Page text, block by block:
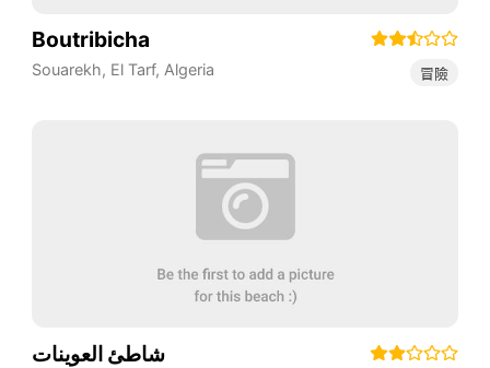
Boutribicha
Souarekh, El Tarf, Algeria 冒險
شاطئ العوينات